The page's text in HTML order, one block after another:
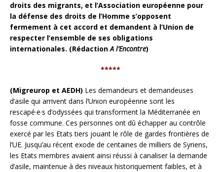
droits des migrants, et l’Association européenne pour
la défense des droits de l’Homme s’opposent
fermement à cet accord et demandent à l’Union de
respecter l’ensemble de ses obligations
internationales. (RédactionA l’Encontre)
*****
(Migreurop et AEDH) Les demandeurs et demandeuses
d’asile qui arrivent dans l’Union européenne sont les
rescapé·e·s d’odyssées qui transforment la Méditerranée en
fosse commune. Ces personnes ont dû échapper au contrôle
exercé par les Etats tiers jouant le rôle de gardes frontières de
l’UE. Jusqu’au récent exode de centaines de milliers de Syriens,
les Etats membres avaient ainsi réussi à canaliser la demande
d’asile, maintenue à des niveaux historiquement faibles, et à